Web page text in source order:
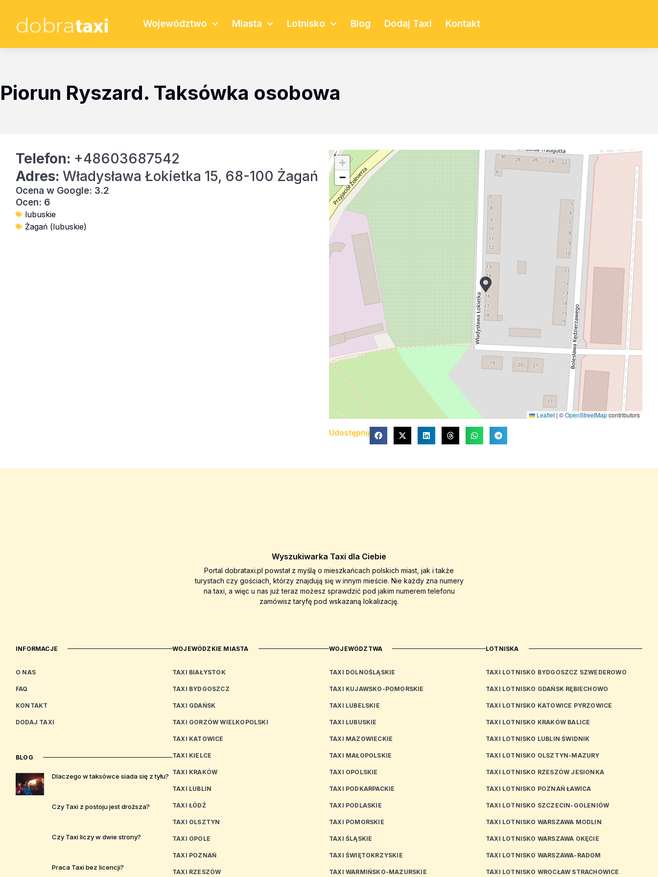
Województwo Miasta Lotnisko Blog Dodaj Taxi Kontakt
Piorun Ryszard. Taksówka osobowa
Telefon: +48603687542
Adres: Władysława Łokietka 15, 68-100 Żagań
Ocena w Google: 3.2
Ocen: 6
lubuskie
Żagań (lubuskie)
+
−
Leaflet | ©OpenStreetMapcontributors
Udostępnij
Wyszukiwarka Taxi dla Ciebie
Portal dobrataxi.pl powstał z myślą o mieszkańcach polskich miast, jak i także
turystach czy gościach, którzy znajdują się w innym mieście. Nie każdy zna numery
na taxi, a więc u nas już teraz możesz sprawdzić pod jakim numerem telefonu
zamówisz taryfę pod wskazaną lokalizację.
INFORMACJE
O NAS
FAQ
KONTAKT
DODAJ TAXI
BLOG
Dlaczego w taksówce siada się z tyłu?
Czy Taxi z postoju jest droższa?
Czy Taxi liczy w dwie strony?
Praca Taxi bez licencji?
WOJEWÓDZKIE MIASTA
TAXI BIAŁYSTOK
TAXI BYDGOSZCZ
TAXI GDAŃSK
TAXI GORZÓW WIELKOPOLSKI
TAXI KATOWICE
TAXI KIELCE
TAXI KRAKÓW
TAXI LUBLIN
TAXI ŁÓDŹ
TAXI OLSZTYN
TAXI OPOLE
TAXI POZNAŃ
TAXI RZESZÓW
WOJEWÓDZTWA
TAXI DOLNOŚLĄSKIE
TAXI KUJAWSKO-POMORSKIE
TAXI LUBELSKIE
TAXI LUBUSKIE
TAXI MAZOWIECKIE
TAXI MAŁOPOLSKIE
TAXI OPOLSKIE
TAXI PODKARPACKIE
TAXI PODLASKIE
TAXI POMORSKIE
TAXI ŚLĄSKIE
TAXI ŚWIĘTOKRZYSKIE
TAXI WARMIŃSKO-MAZURSKIE
LOTNISKA
TAXI LOTNISKO BYDGOSZCZ SZWEDEROWO
TAXI LOTNISKO GDAŃSK RĘBIECHOWO
TAXI LOTNISKO KATOWICE PYRZOWICE
TAXI LOTNISKO KRAKÓW BALICE
TAXI LOTNISKO LUBLIN ŚWIDNIK
TAXI LOTNISKO OLSZTYN-MAZURY
TAXI LOTNISKO RZESZÓW JESIONKA
TAXI LOTNISKO POZNAŃ ŁAWICA
TAXI LOTNISKO SZCZECIN-GOLENIÓW
TAXI LOTNISKO WARSZAWA MODLIN
TAXI LOTNISKO WARSZAWA OKĘCIE
TAXI LOTNISKO WARSZAWA-RADOM
TAXI LOTNISKO WROCŁAW STRACHOWICE